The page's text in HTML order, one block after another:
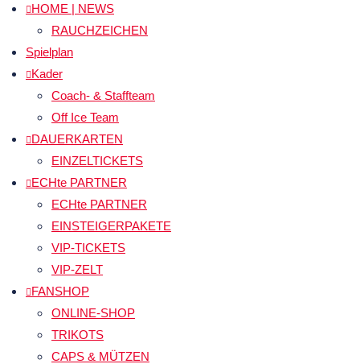
HOME | NEWS
RAUCHZEICHEN
Spielplan
Kader
Coach- & Staffteam
Off Ice Team
DAUERKARTEN
EINZELTICKETS
ECHte PARTNER
ECHte PARTNER
EINSTEIGERPAKETE
VIP-TICKETS
VIP-ZELT
FANSHOP
ONLINE-SHOP
TRIKOTS
CAPS & MÜTZEN